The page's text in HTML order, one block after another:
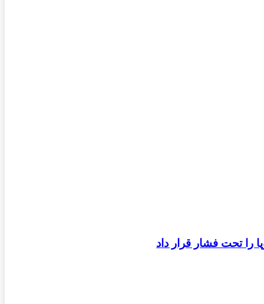
را تحت فشار قرار داد